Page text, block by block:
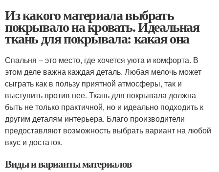
Из какого материала выбрать
покрывало на кровать. Идеальная
ткань для покрывала: какая она
Спальня – это место, где хочется уюта и комфорта. В
этом деле важна каждая деталь. Любая мелочь может
сыграть как в пользу приятной атмосферы, так и
выступить против нее. Ткань для покрывала должна
быть не только практичной, но и идеально подходить к
другим деталям интерьера. Благо производители
предоставляют возможность выбрать вариант на любой
вкус и достаток.
Виды и варианты материалов